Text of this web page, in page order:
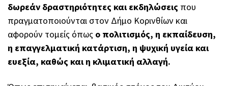
δωρεάν δραστηριότητες και εκδηλώσεις που
πραγματοποιούνται στον Δήμο Κορινθίων και
αφορούν τομείς όπως ο πολιτισμός, η εκπαίδευση,
η επαγγελματική κατάρτιση, η ψυχική υγεία και
ευεξία, καθώς και η κλιματική αλλαγή.